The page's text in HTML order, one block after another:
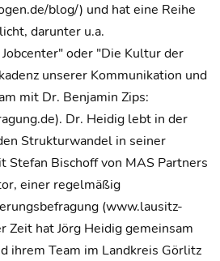
blog/) und hat eine Reihe
darunter u.a.
oder "Die Kultur der
unserer Kommunikation und
mit Dr. Benjamin Zips:
Dr. Heidig lebt in der
Strukturwandel in seiner
Stefan Bischoff von MAS Partners
einer regelmäßig
(www.lausitz-
Zeit hat Jörg Heidig gemeinsam
ihrem Team im Landkreis Görlitz